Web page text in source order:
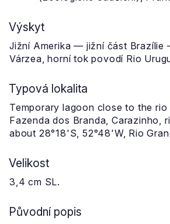
Výskyt
Jižní Amerika — jižní část Brazílie
Várzea, horní tok povodí Rio
Typová lokalita
Temporary lagoon close to the rio
Fazenda dos Branda, Carazinho,
about 28°18'S, 52°48'W, Rio
Velikost
3,4 cm SL.
Původní popis